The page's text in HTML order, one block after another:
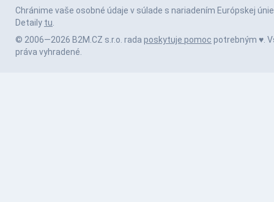
Chránime vaše osobné údaje v súlade s nariadením Európskej únie
Detaily tu.
© 2006—2026 B2M.CZ s.r.o. rada poskytuje pomoc potrebným ♥️.
práva vyhradené.